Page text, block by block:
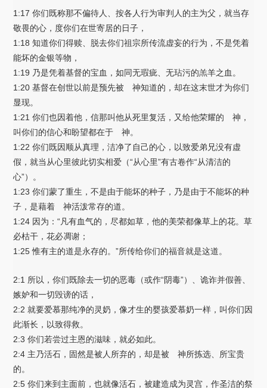
1:17 你们既称那不偏待人、按各人行为审判人的主为父，就当存
敬畏的心，度你们在世寄居的日子，
1:18 知道你们得赎、脱去你们祖宗所传流虚妄的行为，不是凭着
能坏的金银等物，
1:19 乃是凭着基督的宝血，如同无瑕疵、无玷污的羔羊之血。
1:20 基督在创世以前是预先被 神知道的，却在这末世才为你们
显现。
1:21 你们也因着他，信那叫他从死里复活，又给他荣耀的 神，
叫你们的信心和盼望都在于 神。
1:22 你们既因顺从真理，洁净了自己的心，以致爱弟兄没有虚
假，就当从心里彼此切实相爱（“从心里”有古卷作“从清洁的
心”）。
1:23 你们蒙了重生，不是由于能坏的种子，乃是由于不能坏的种
子，是藉着 神活泼常存的道。
1:24 因为：“凡有血气的，尽都如草，他的美荣都像草上的花。草
必枯干，花必凋谢；
1:25 惟有主的道是永存的。”所传给你们的福音就是这道。
2:1 所以，你们既除去一切的恶毒（或作“阴毒”）、诡诈并假善、
嫉妒和一切毁谤的话，
2:2 就要爱慕那纯净的灵奶，像才生的婴孩爱慕奶一样，叫你们因
此渐长，以致得救。
2:3 你们若尝过主恩的滋味，就必如此。
2:4 主乃活石，固然是被人所弃的，却是被 神所拣选、所宝贵
的。
2:5 你们来到主面前，也就像活石，被建造成为灵宫，作圣洁的祭